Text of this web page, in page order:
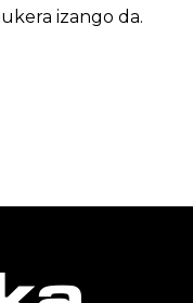
izango da.